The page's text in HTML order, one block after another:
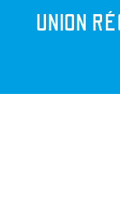
UNION RÉ